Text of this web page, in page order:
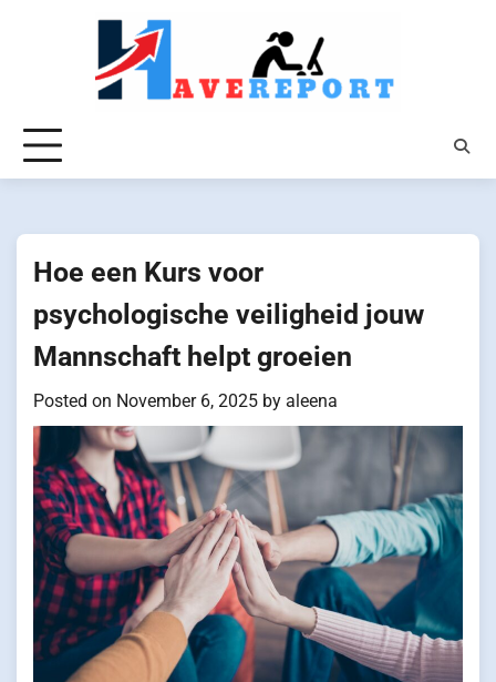
Hoe een Kurs voor
psychologische veiligheid jouw
Mannschaft helpt groeien
Posted on November 6, 2025 by aleena